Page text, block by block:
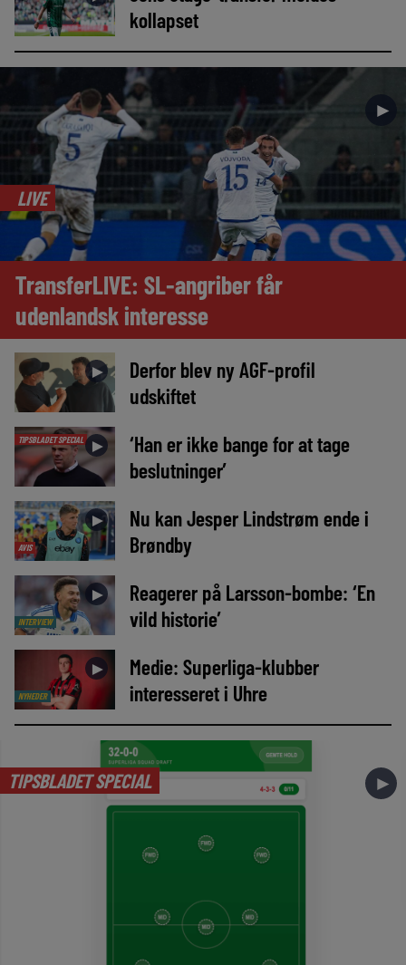
kollapset
►
LIVE
TransferLIVE: SL-angriber får
udenlandsk interesse
►
Derfor blev ny AGF-profil
udskiftet
TIPSBLADET SPECIAL ►
‘Han er ikke bange for at tage
beslutninger’
AVIS
►
Nu kan Jesper Lindstrøm ende i
Brøndby
INTERVIEW
►
Reagerer på Larsson-bombe: ‘En
vild historie’
NYHEDER
►
Medie: Superliga-klubber
interesseret i Uhre
TIPSBLADET SPECIAL ►